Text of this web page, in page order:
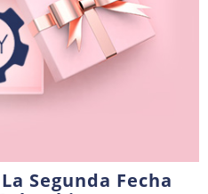
Segunda Fecha